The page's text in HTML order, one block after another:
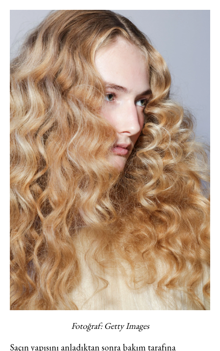
Fotoğraf: Getty Images
Saçın yapısını anladıktan sonra bakım tarafına